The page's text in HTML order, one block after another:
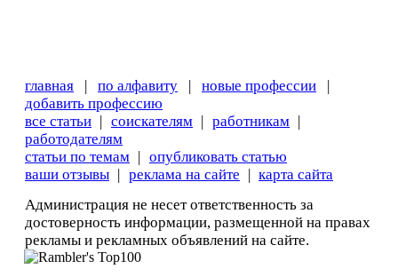
главная | по алфавиту | новые профессии
|
добавить профессию
все статьи | соискателям | работникам |
работодателям
статьи по темам | опубликовать статью
ваши отзывы | реклама на сайте | карта сайта
Администрация не несет ответственность за
достоверность информации, размещенной на правах
рекламы и рекламных объявлений на сайте.